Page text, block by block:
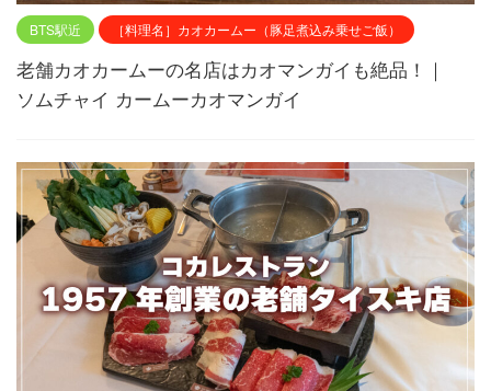
BTS駅近 ［料理名］カオカームー（豚足煮込み乗せご飯）
老舗カオカームーの名店はカオマンガイも絶品！｜
ソムチャイ カームーカオマンガイ